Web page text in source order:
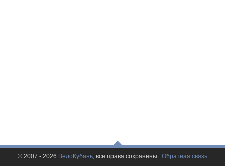
© 2007 - 2026 ВелоКубань, все права сохранены. Обратная связь